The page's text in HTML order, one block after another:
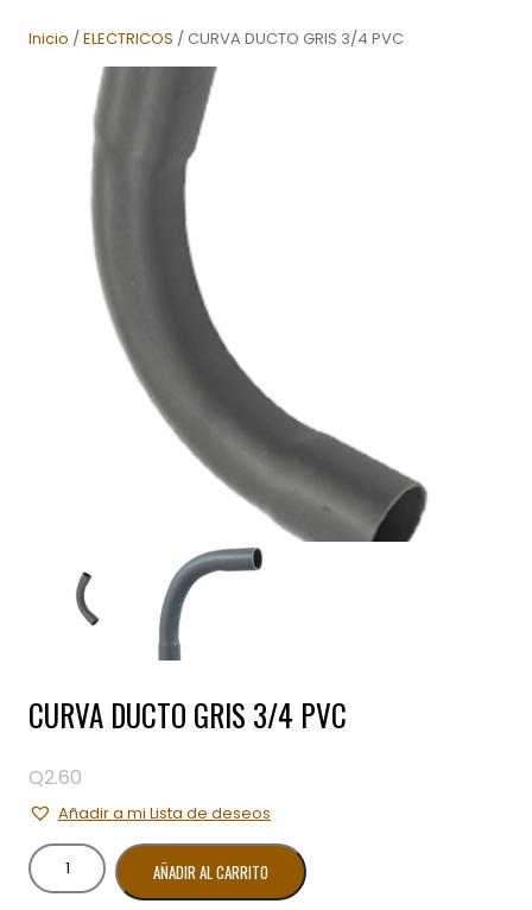
Inicio /ELECTRICOS / CURVA DUCTO GRIS 3/4 PVC
CURVA DUCTO GRIS 3/4 PVC
Q2.60
Añadir a mi Lista de deseos
CURVA
DUCTO
AÑADIR AL CARRITO